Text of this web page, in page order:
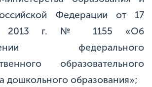
Федерации от 17
2013 г. № 1155 «Об
федерального
образовательного
дошкольного образования»;